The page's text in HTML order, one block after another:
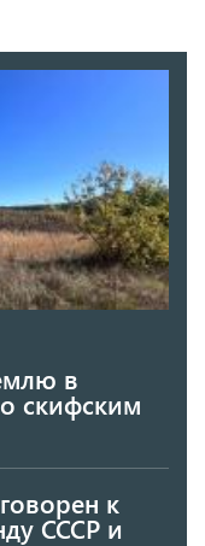
в
скифским
к
СССР и